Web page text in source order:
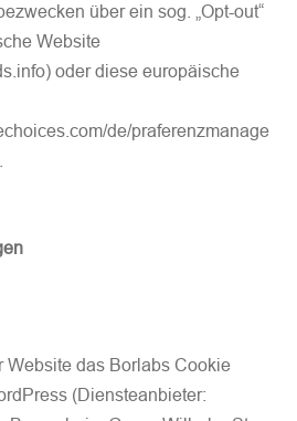
über ein sog. „Opt-out“
Website
oder diese europäische
de/praferenzmanage
Website das Borlabs Cookie
(Diensteanbieter: